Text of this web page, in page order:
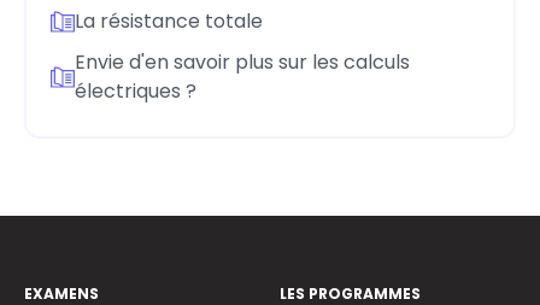
La résistance totale
Envie d'en savoir plus sur les calculs
électriques ?
EXAMENS
LES PROGRAMMES